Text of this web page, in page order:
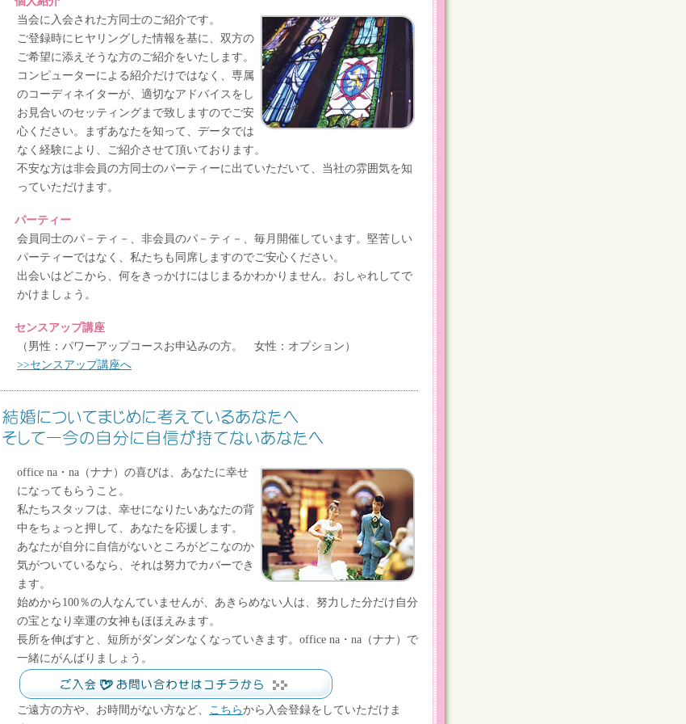
当会に入会された方同士のご紹介です。
ご登録時にヒヤリングした情報を基に、双方の
ご希望に添えそうな方のご紹介をいたします。
コンピューターによる紹介だけではなく、専属
のコーディネイターが、適切なアドバイスをし
お見合いのセッティングまで致しますのでご安
心ください。まずあなたを知って、データでは
なく経験により、ご紹介させて頂いております。
不安な方は非会員の方同士のパーティーに出ていただいて、当社の雰囲気を知
っていただけます。
パーティー
会員同士のパ－ティ－、非会員のパ－ティ－、毎月開催しています。堅苦しい
パーティーではなく、私たちも同席しますのでご安心ください。
出会いはどこから、何をきっかけにはじまるかわかりません。おしゃれしてで
かけましょう。
センスアップ講座
（男性：パワーアップコースお申込みの方。 女性：オプション）
>>センスアップ講座へ
office na・na（ナナ）の喜びは、あなたに幸せ
になってもらうこと。
私たちスタッフは、幸せになりたいあなたの背
中をちょっと押して、あなたを応援します。
あなたが自分に自信がないところがどこなのか
気がついているなら、それは努力でカバーでき
ます。
始めから100％の人なんていませんが、あきらめない人は、努力した分だけ自分
の宝となり幸運の女神もほほえみます。
長所を伸ばすと、短所がダンダンなくなっていきます。office na・na（ナナ）で
一緒にがんばりましょう。
ご遠方の方や、お時間がない方など、 こちらから入会登録をしていただけま